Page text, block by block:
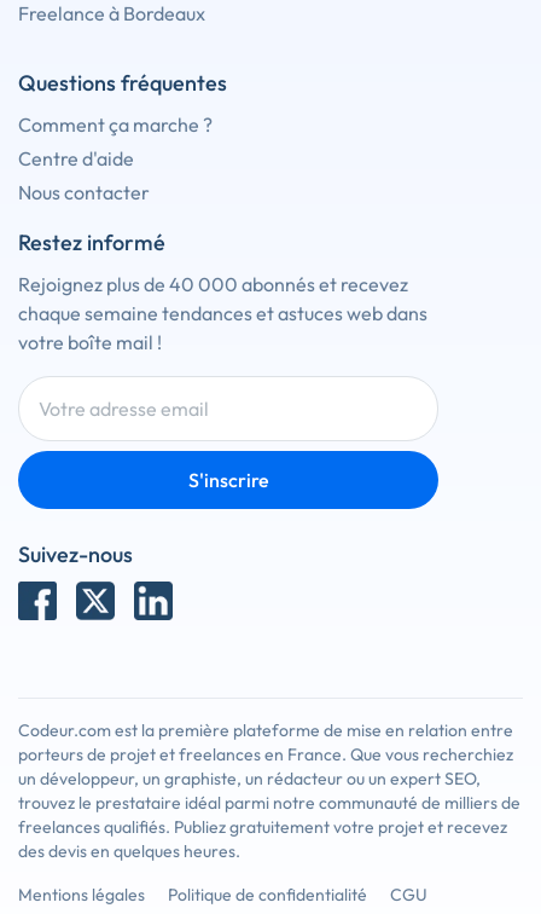
Freelance à Bordeaux
Questions fréquentes
Comment ça marche ?
Centre d'aide
Nous contacter
Restez informé
Rejoignez plus de 40 000 abonnés et recevez
chaque semaine tendances et astuces web dans
votre boîte mail !
S'inscrire
Suivez-nous
Codeur.com est la première plateforme de mise en relation entre
porteurs de projet et freelances en France. Que vous recherchiez
un développeur, un graphiste, un rédacteur ou un expert SEO,
trouvez le prestataire idéal parmi notre communauté de milliers de
freelances qualifiés. Publiez gratuitement votre projet et recevez
des devis en quelques heures.
Mentions légales
Politique de confidentialité CGU